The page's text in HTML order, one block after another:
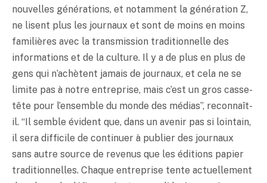
nouvelles générations, et notamment la génération Z,
ne lisent plus les journaux et sont de moins en moins
familières avec la transmission traditionnelle des
informations et de la culture. Il y a de plus en plus de
gens qui n’achètent jamais de journaux, et cela ne se
limite pas à notre entreprise, mais c’est un gros casse-
tête pour l’ensemble du monde des médias”, reconnaît-
il. “Il semble évident que, dans un avenir pas si lointain,
il sera difficile de continuer à publier des journaux
sans autre source de revenus que les éditions papier
traditionnelles. Chaque entreprise tente actuellement